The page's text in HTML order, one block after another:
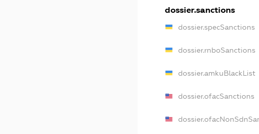
dossier.sanctions
dossier.specSanctions
dossier.rnboSanctions
dossier.amkuBlackList
dossier.ofacSanctions